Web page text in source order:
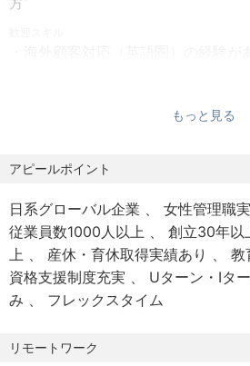
データセンター、動力、民生の事
また策定した開発戦略実現のため
●この仕事を通じて得られること
・DC向け顧客対応：顧客対応を通
タセンター分野でのリチウムイオン
にに触れることでこの分野での専門
ます。
・開発戦略の策定、及び推進：技術
ロセスの経験を積むことができます。
●職場の雰囲気
カスタマー対応などグローバルに活
暇、産前産後休暇、公事休暇、転勤
与、初年度のみ入社月に応じ付与）
■福利厚生
【制度】持株制度、財形貯蓄制度、
テリアプラン（選択型福利厚生制度
入制度 等
【施設】独身寮、社宅・住宅費補助
・企画部門において戦略策定の経験
・業種に関わらず技術動向や社会情
に情報収集ができる
・全体最適で業務改善及びものごと
・周囲とコミュニケーションがスム
・能動的、主体的に活動し、最後ま
(やる気)をお持ちの方
もっと見る
アピールポイント
日系グローバル企業 女性管理職
従業員数1000人以上
創立30年以
上
産休・育休取得実績あり
教
資格支援制度充実
Uターン・Iタ
み
フレックスタイム
リモートワーク